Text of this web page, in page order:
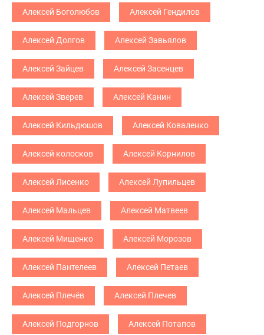
Алексей Боголюбов Алексей Гендилов
Алексей Долгов Алексей Завьялов
Алексей Зайцев Алексей Засенцев
Алексей Зверев Алексей Канин
Алексей Кильдюшов Алексей Коваленко
Алексей колосков Алексей Корнилов
Алексей Лисенко Алексей Лупильцев
Алексей Мальцев Алексей Матвеев
Алексей Мищенко Алексей Морозов
Алексей Пантелеев Алексей Петаев
Алексей Плечёв Алексей Плечев
Алексей Подгорнов Алексей Потапов